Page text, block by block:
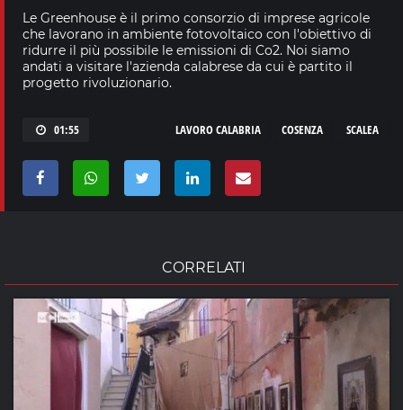
Le Greenhouse è il primo consorzio di imprese agricole
che lavorano in ambiente fotovoltaico con l'obiettivo di
ridurre il più possibile le emissioni di Co2. Noi siamo
andati a visitare l'azienda calabrese da cui è partito il
progetto rivoluzionario.
01:55 SCALEA
COSENZA
LAVORO CALABRIA
CORRELATI